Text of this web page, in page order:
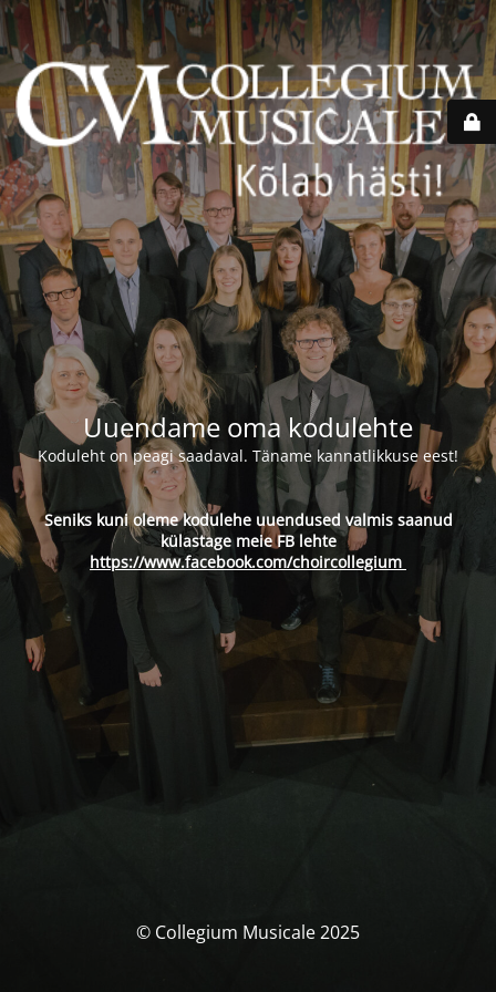
Uuendame oma kodulehte
Koduleht on peagi saadaval. Täname kannatlikkuse eest!
Seniks kuni oleme kodulehe uuendused valmis saanud
külastage meie FB lehte
https://www.facebook.com/choircollegium
© Collegium Musicale 2025